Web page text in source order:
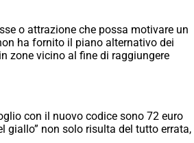
o attrazione che possa motivare un
ha fornito il piano alternativo dei
zone vicino al fine di raggiungere
con il nuovo codice sono 72 euro
giallo” non solo risulta del tutto errata,